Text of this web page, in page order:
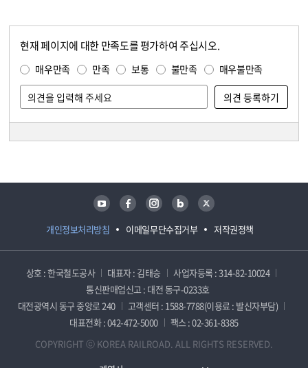
현재 페이지에 대한 만족도를 평가하여 주십시오.
매우만족 만족 보통 불만족 매우불만족
개인정보처리방침 이메일무단수집거부 저작권정책
유튜브 페이스북 인스타그램 블로그 트위터
상호 : 한국철도공사 대표자 : 김태승
사업자등록 : 314-82-10024
통신판매업신고 : 대전 동구-0233호
대전광역시 동구 중앙로 240
고객센터 : 1588-7788(이용료 : 발신자부담)
대표전화 : 042-472-5000
팩스 : 02-361-8385
COPYRIGHT ⓒ KOREA RAILROAD. ALL RIGHTS RESERVED.